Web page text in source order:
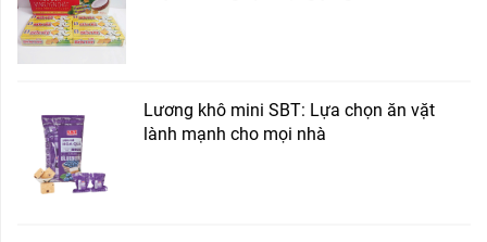
Lương khô mini SBT: Lựa chọn ăn vặt
lành mạnh cho mọi nhà